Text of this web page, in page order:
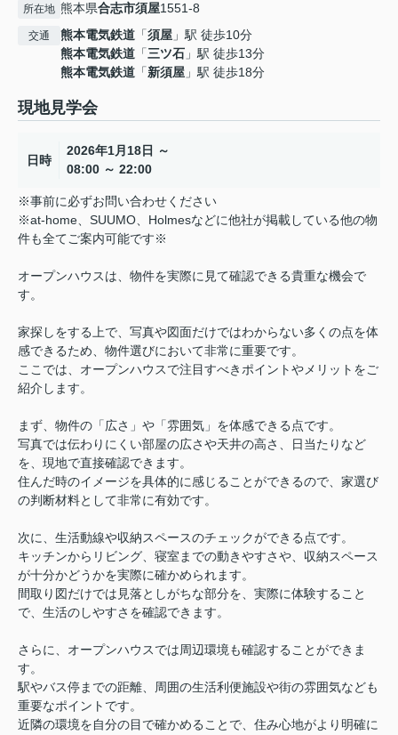
所在地 熊本県合志市須屋1551-8
交通 熊本電気鉄道 「須屋 」駅 徒歩10分
熊本電気鉄道 「三ツ石 」駅 徒歩13分
熊本電気鉄道 「新須屋 」駅 徒歩18分
現地見学会
日時
2026年1月18日 ～
08:00 ～ 22:00
※事前に必ずお問い合わせください
※at-home、SUUMO、Holmesなどに他社が掲載している他の物
件も全てご案内可能です※
オープンハウスは、物件を実際に見て確認できる貴重な機会で
す。
家探しをする上で、写真や図面だけではわからない多くの点を体
感できるため、物件選びにおいて非常に重要です。
ここでは、オープンハウスで注目すべきポイントやメリットをご
紹介します。
まず、物件の「広さ」や「雰囲気」を体感できる点です。
写真では伝わりにくい部屋の広さや天井の高さ、日当たりなど
を、現地で直接確認できます。
住んだ時のイメージを具体的に感じることができるので、家選び
の判断材料として非常に有効です。
次に、生活動線や収納スペースのチェックができる点です。
キッチンからリビング、寝室までの動きやすさや、収納スペース
が十分かどうかを実際に確かめられます。
間取り図だけでは見落としがちな部分を、実際に体験すること
で、生活のしやすさを確認できます。
さらに、オープンハウスでは周辺環境も確認することができま
す。
駅やバス停までの距離、周囲の生活利便施設や街の雰囲気なども
重要なポイントです。
近隣の環境を自分の目で確かめることで、住み心地がより明確に